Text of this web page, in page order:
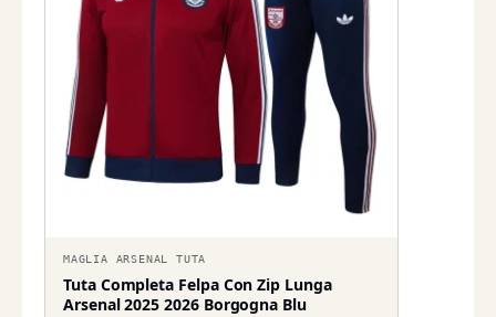
MAGLIA ARSENAL TUTA
Tuta Completa Felpa Con Zip Lunga
Arsenal 2025 2026 Borgogna Blu